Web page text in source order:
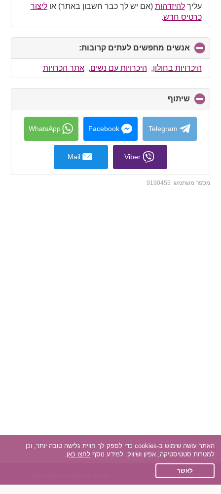
עליךלהיזדהות (אם יש לך כבר חשבון באתר) אוליצור
כרטיס חדש.
אנשים מחפשים לעתים קרובות:
to
collapse
contents
היכרויות בחולון, היכרויות עם נשים,אתר הכרויות
שיתוף
to
collapse
contents
Telegram
Facebook
WhatsApp
Viber
Mail
מספר משתמש: 9190455
אפליקציית הכרויות
האתר עושה שימוש ב-cookies כדי לספק לך חווית גלישה טובה יותר, וכן
למטרות סטטיסטיקה, אפיון ושיווק. למידע נוסף לחצו כאן.
לאשר